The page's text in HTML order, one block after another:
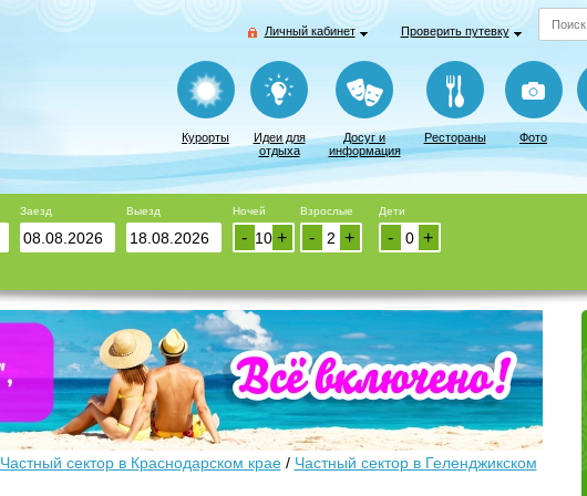
Личный кабинет Проверить путевку
Курорты
Идеи для
отдыха
Досуг и
информация
Рестораны Фото
Заезд Выезд Ночей
+
-
Взрослые
+
-
Дети
+
-
Частный сектор в Краснодарском крае/ Частный сектор в Геленджикском